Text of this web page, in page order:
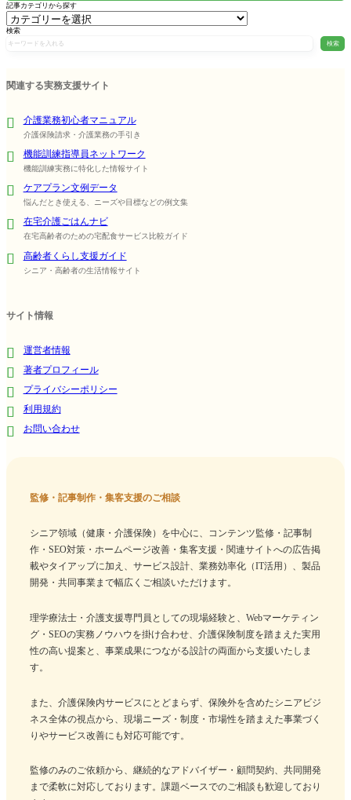
記事カテゴリから探す
検索
検索
関連する実務支援サイト
介護業務初心者マニュアル
介護保険請求・介護業務の手引き
機能訓練指導員ネットワーク
機能訓練実務に特化した情報サイト
ケアプラン文例データ
悩んだとき使える、ニーズや目標などの例文集
在宅介護ごはんナビ
在宅高齢者のための宅配食サービス比較ガイド
高齢者くらし支援ガイド
シニア・高齢者の生活情報サイト
サイト情報
運営者情報
著者プロフィール
プライバシーポリシー
利用規約
お問い合わせ
監修・記事制作・集客支援のご相談
シニア領域（健康・介護保険）を中心に、コンテンツ監修・記事制
作・SEO対策・ホームページ改善・集客支援・関連サイトへの広告掲
載やタイアップに加え、サービス設計、業務効率化（IT活用）、製品
開発・共同事業まで幅広くご相談いただけます。
理学療法士・介護支援専門員としての現場経験と、Webマーケティン
グ・SEOの実務ノウハウを掛け合わせ、介護保険制度を踏まえた実用
性の高い提案と、事業成果につながる設計の両面から支援いたしま
す。
また、介護保険内サービスにとどまらず、保険外を含めたシニアビジ
ネス全体の視点から、現場ニーズ・制度・市場性を踏まえた事業づく
りやサービス改善にも対応可能です。
監修のみのご依頼から、継続的なアドバイザー・顧問契約、共同開発
まで柔軟に対応しております。課題ベースでのご相談も歓迎しており